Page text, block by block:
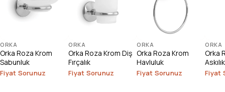
ORKA
Orka Roza Krom
Sabunluk
Fiyat Sorunuz
ORKA
Orka Roza Krom Diş
Fırçalık
Fiyat Sorunuz
ORKA
Orka Roza Krom
Havluluk
Fiyat Sorunuz
ORKA
Orka
Askılık
Fiyat